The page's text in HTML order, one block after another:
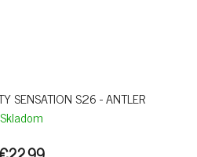
SENSATION S26 - ANTLER
Skladom